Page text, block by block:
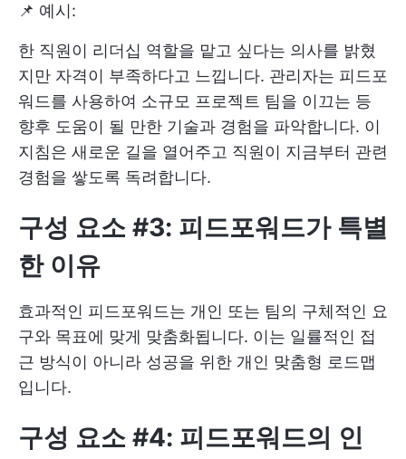
📌 예시:
한 직원이 리더십 역할을 맡고 싶다는 의사를 밝혔
지만 자격이 부족하다고 느낍니다. 관리자는 피드포
워드를 사용하여 소규모 프로젝트 팀을 이끄는 등
향후 도움이 될 만한 기술과 경험을 파악합니다. 이
지침은 새로운 길을 열어주고 직원이 지금부터 관련
경험을 쌓도록 독려합니다.
구성 요소 #3: 피드포워드가 특별
한 이유
효과적인 피드포워드는 개인 또는 팀의 구체적인 요
구와 목표에 맞게 맞춤화됩니다. 이는 일률적인 접
근 방식이 아니라 성공을 위한 개인 맞춤형 로드맵
입니다.
구성 요소 #4: 피드포워드의 인